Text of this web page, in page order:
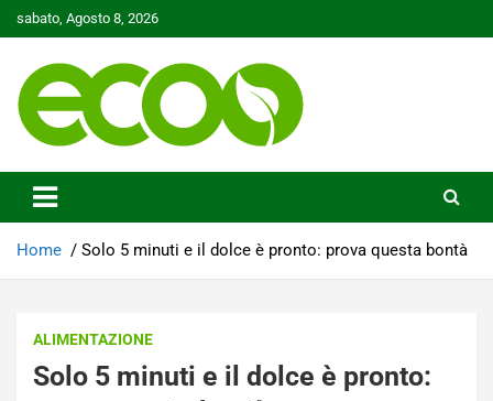
to
sabato, Agosto 8, 2026
Ecoo.it
Home Solo 5 minuti e il dolce è pronto: prova questa bontà
ALIMENTAZIONE
Solo 5 minuti e il dolce è pronto: